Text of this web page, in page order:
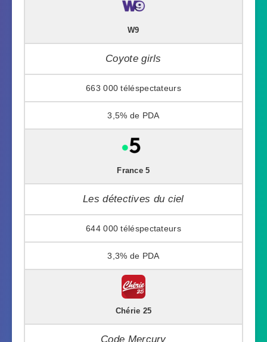
W9
Coyote girls
663 000
3,5%
France 5
Les détectives du ciel
644 000
3,3%
Chérie 25
Code Mercury